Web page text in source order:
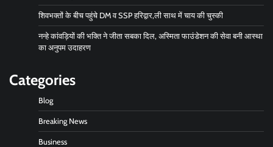
शिवभक्तों के बीच पहुंचे DM व SSP हरिद्वार,ली साथ में चाय की चुस्की
नन्हे कांवड़ियों की भक्ति ने जीता सबका दिल, अस्मिता फाउंडेशन की सेवा बनी आस्था
का अनुपम उदाहरण
Categories
Blog
Breaking News
Business